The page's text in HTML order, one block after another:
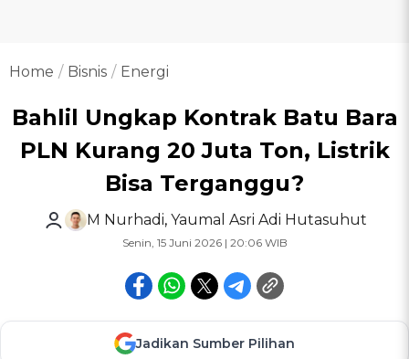
Home Bisnis Energi
Bahlil Ungkap Kontrak Batu Bara
PLN Kurang 20 Juta Ton, Listrik
Bisa Terganggu?
M Nurhadi, Yaumal Asri Adi Hutasuhut
Senin, 15 Juni 2026 | 20:06 WIB
Jadikan Sumber Pilihan